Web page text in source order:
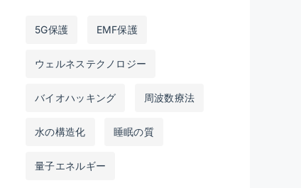
5G保護 EMF保護
ウェルネステクノロジー
バイオハッキング 周波数療法
水の構造化 睡眠の質
量子エネルギー